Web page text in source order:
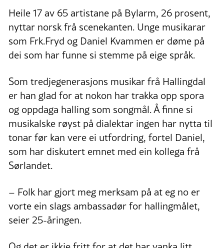
Heile 17 av 65 artistane på Bylarm, 26 prosent,
nyttar norsk frå scenekanten. Unge musikarar
som Frk.Fryd og Daniel Kvammen er døme på
dei som har funne si stemme på eige språk.
Som tredjegenerasjons musikar frå Hallingdal
er han glad for at nokon har trakka opp spora
og oppdaga halling som songmål. Å finne si
musikalske røyst på dialektar ingen har nytta til
tonar før kan vere ei utfordring, fortel Daniel,
som har diskutert emnet med ein kollega frå
Sørlandet.
– Folk har gjort meg merksam på at eg no er
vorte ein slags ambassadør for hallingmålet,
seier 25-åringen.